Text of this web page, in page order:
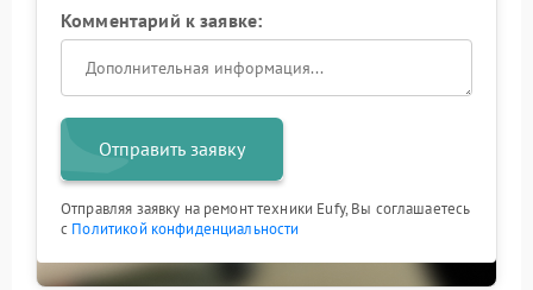
Комментарий к заявке:
Отправить заявку
Отправляя заявку на ремонт техники Eufy, Вы соглашаетесь
с Политикой конфиденциальности